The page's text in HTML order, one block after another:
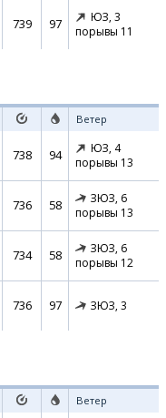
739 97 ЮЗ, 3
порывы 11
Ветер
738 94 ЮЗ, 4
порывы 13
736 58 ЗЮЗ, 6
порывы 13
734 58 ЗЮЗ, 6
порывы 12
736 97 ЗЮЗ, 3
Ветер